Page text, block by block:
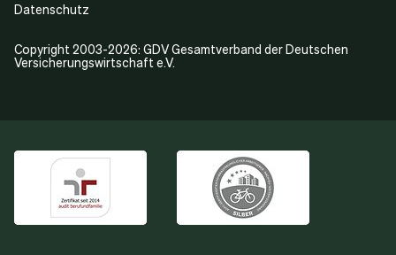
Copyright 2003-2026: GDV Gesamtverband der Deutschen
Versicherungswirtschaft e.V.
Datenschutz